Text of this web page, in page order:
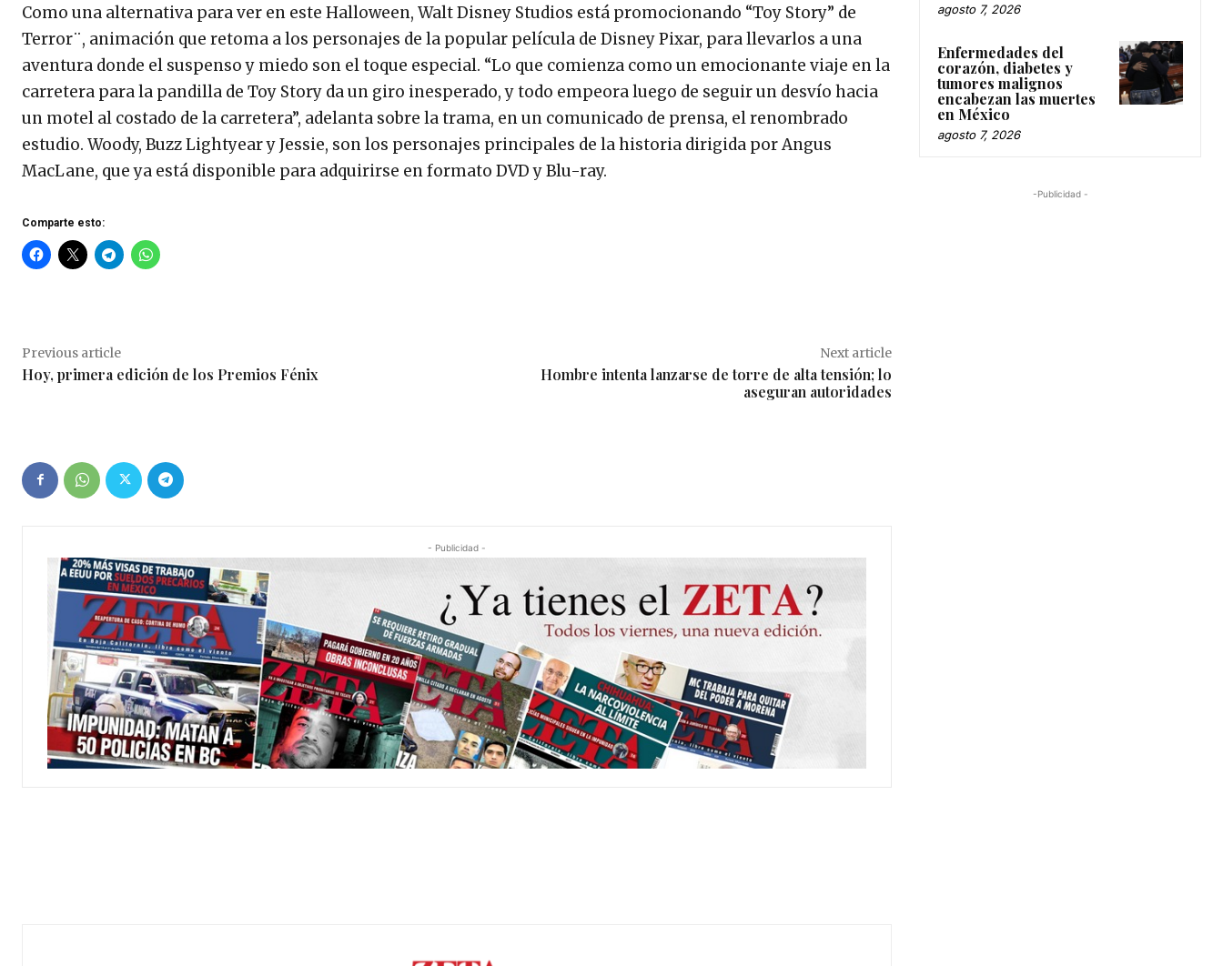
Como una alternativa para ver en este Halloween, Walt Disney Studios está promocionando “Toy Story” de
Terror¨, animación que retoma a los personajes de la popular película de Disney Pixar, para llevarlos a una
aventura donde el suspenso y miedo son el toque especial. “Lo que comienza como un emocionante viaje en la
carretera para la pandilla de Toy Story da un giro inesperado, y todo empeora luego de seguir un desvío hacia
un motel al costado de la carretera”, adelanta sobre la trama, en un comunicado de prensa, el renombrado
estudio. Woody, Buzz Lightyear y Jessie, son los personajes principales de la historia dirigida por Angus
MacLane, que ya está disponible para adquirirse en formato DVD y Blu-ray.
Comparte esto:
Previous article
Hoy, primera edición de los Premios Fénix
Next article
Hombre intenta lanzarse de torre de alta tensión; lo
aseguran autoridades
- Publicidad -
agosto 7, 2026
Enfermedades del
corazón, diabetes y
tumores malignos
encabezan las muertes
en México
agosto 7, 2026
-Publicidad -